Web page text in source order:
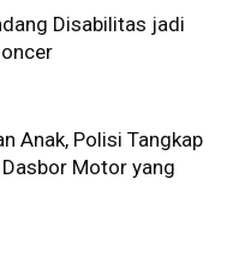
Disabilitas jadi
Anak, Polisi Tangkap
Motor yang